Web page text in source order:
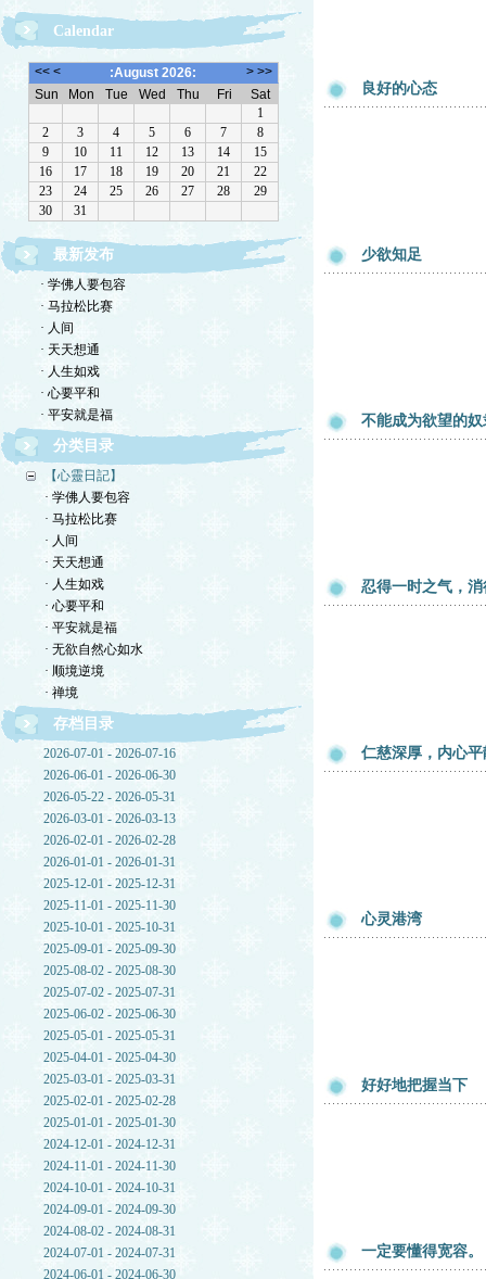
Calendar
最新发布
· 学佛人要包容
· 马拉松比赛
· 人间
· 天天想通
· 人生如戏
· 心要平和
· 平安就是福
分类目录
【心靈日記】
· 学佛人要包容
· 马拉松比赛
· 人间
· 天天想通
· 人生如戏
· 心要平和
· 平安就是福
· 无欲自然心如水
· 顺境逆境
· 禅境
存档目录
2026-07-01 - 2026-07-16
2026-06-01 - 2026-06-30
2026-05-22 - 2026-05-31
2026-03-01 - 2026-03-13
2026-02-01 - 2026-02-28
2026-01-01 - 2026-01-31
2025-12-01 - 2025-12-31
2025-11-01 - 2025-11-30
2025-10-01 - 2025-10-31
2025-09-01 - 2025-09-30
2025-08-02 - 2025-08-30
2025-07-02 - 2025-07-31
2025-06-02 - 2025-06-30
2025-05-01 - 2025-05-31
2025-04-01 - 2025-04-30
2025-03-01 - 2025-03-31
2025-02-01 - 2025-02-28
2025-01-01 - 2025-01-30
2024-12-01 - 2024-12-31
2024-11-01 - 2024-11-30
2024-10-01 - 2024-10-31
2024-09-01 - 2024-09-30
2024-08-02 - 2024-08-31
2024-07-01 - 2024-07-31
2024-06-01 - 2024-06-30
良好的心态
少欲知足
不能成为欲望的奴
忍得一时之气，
仁慈深厚，内心平
心灵港湾
好好地把握当下
一定要懂得宽容。